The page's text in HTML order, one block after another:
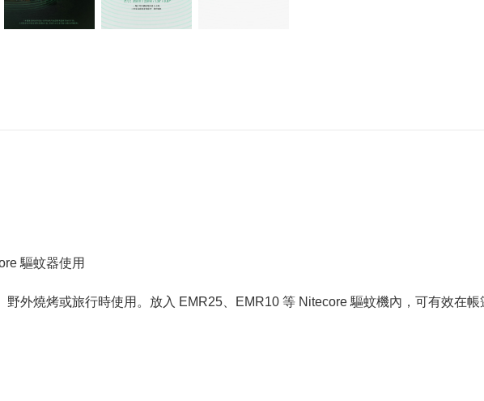
驅蚊器使用
野外燒烤或旅行時使用。放入 EMR25、EMR10 等 Nitecore 驅蚊機內，可有效在